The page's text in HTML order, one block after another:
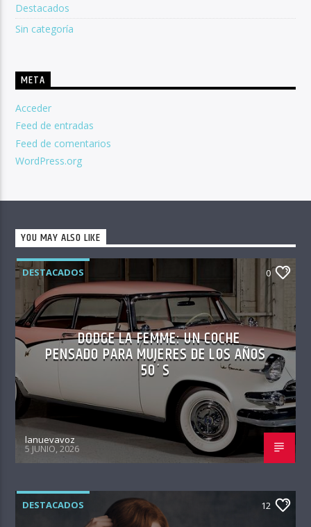
Destacados
Sin categoría
META
Acceder
Feed de entradas
Feed de comentarios
WordPress.org
YOU MAY ALSO LIKE
DESTACADOS 0
DODGE LA FEMME: UN COCHE
PENSADO PARA MUJERES DE LOS AÑOS
50´S
lanuevavoz
5 JUNIO, 2026
DESTACADOS 12